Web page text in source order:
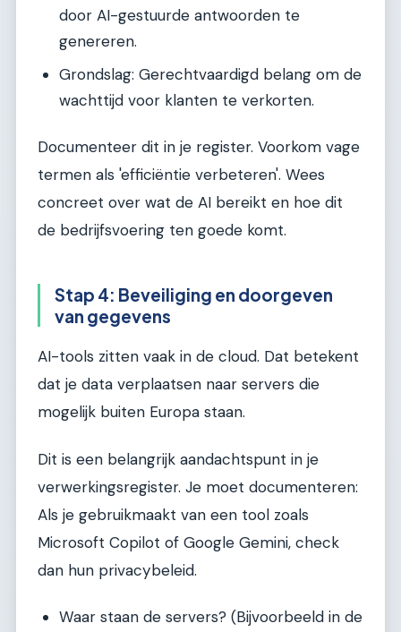
door AI-gestuurde antwoorden te
genereren.
Grondslag: Gerechtvaardigd belang om de
wachttijd voor klanten te verkorten.
Documenteer dit in je register. Voorkom vage
termen als 'efficiëntie verbeteren'. Wees
concreet over wat de AI bereikt en hoe dit
de bedrijfsvoering ten goede komt.
Stap 4: Beveiliging en doorgeven
van gegevens
AI-tools zitten vaak in de cloud. Dat betekent
dat je data verplaatsen naar servers die
mogelijk buiten Europa staan.
Dit is een belangrijk aandachtspunt in je
verwerkingsregister. Je moet documenteren:
Als je gebruikmaakt van een tool zoals
Microsoft Copilot of Google Gemini, check
dan hun privacybeleid.
Waar staan de servers? (Bijvoorbeeld in de